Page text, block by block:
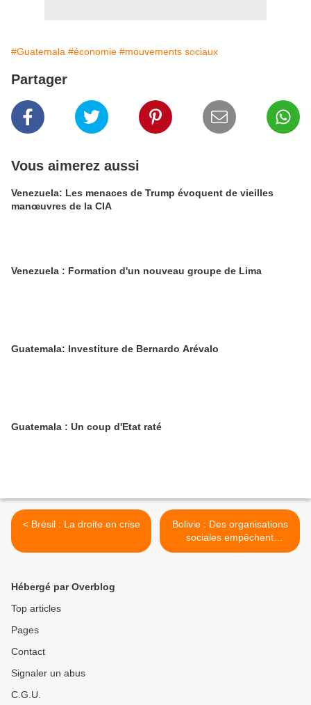
#Guatemala #économie #mouvements sociaux
Partager
Vous aimerez aussi
Venezuela: Les menaces de Trump évoquent de vieilles
manœuvres de la CIA
Venezuela : Formation d'un nouveau groupe de Lima
Guatemala: Investiture de Bernardo Arévalo
Guatemala : Un coup d'Etat raté
< Brésil : La droite en crise
Bolivie : Des organisations
sociales empêchent
Jeanine Áñez de fuir >
Hébergé par Overblog
Top articles
Pages
Contact
Signaler un abus
C.G.U.